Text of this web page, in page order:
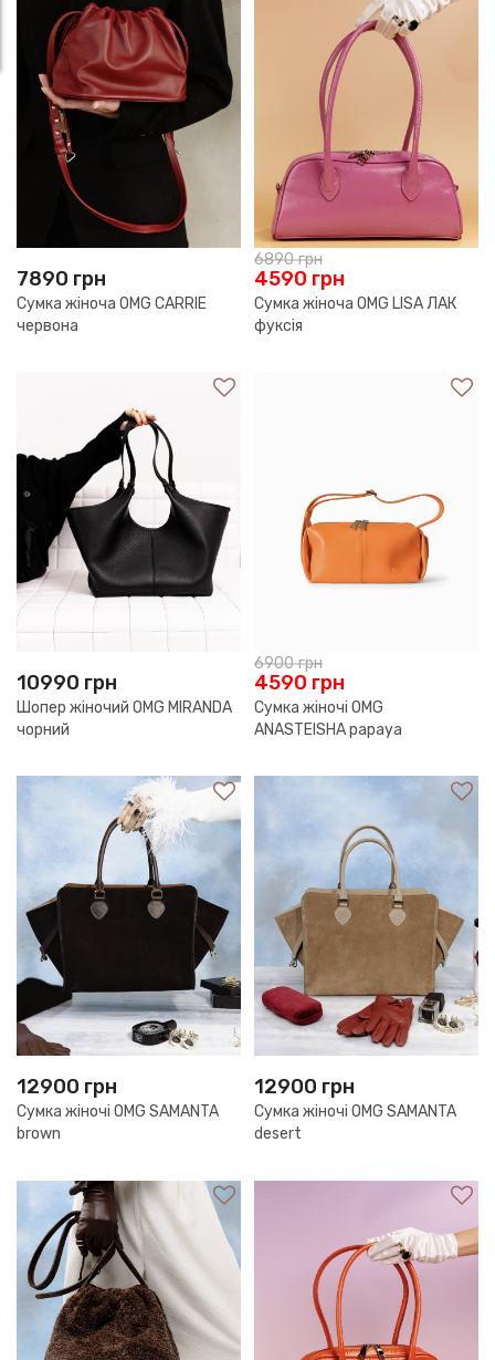
7890 грн
Сумка жіноча OMG CARRIE
червона
6890грн
4590 грн
Сумка жіноча OMG LISA ЛАК
фуксія
10990 грн
Шопер жіночий OMG MIRANDA
чорний
6900грн
4590 грн
Сумка жіночі OMG
ANASTEISHA papaya
12900 грн
Сумка жіночі OMG SAMANTA
brown
12900 грн
Сумка жіночі OMG SAMANTA
desert